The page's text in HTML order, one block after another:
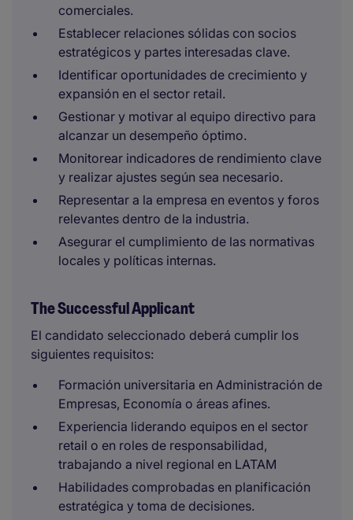
comerciales.
Establecer relaciones sólidas con socios
estratégicos y partes interesadas clave.
Identificar oportunidades de crecimiento y
expansión en el sector retail.
Gestionar y motivar al equipo directivo para
alcanzar un desempeño óptimo.
Monitorear indicadores de rendimiento clave
y realizar ajustes según sea necesario.
Representar a la empresa en eventos y foros
relevantes dentro de la industria.
Asegurar el cumplimiento de las normativas
locales y políticas internas.
The Successful Applicant
El candidato seleccionado deberá cumplir los
siguientes requisitos:
Formación universitaria en Administración de
Empresas, Economía o áreas afines.
Experiencia liderando equipos en el sector
retail o en roles de responsabilidad,
trabajando a nivel regional en LATAM
Habilidades comprobadas en planificación
estratégica y toma de decisiones.